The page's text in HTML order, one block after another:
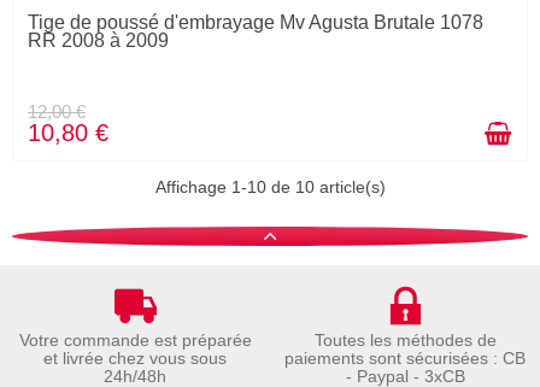
Tige de poussé d'embrayage Mv Agusta Brutale 1078
RR 2008 à 2009
12,00 €
10,80 €
Affichage 1-10 de 10 article(s)
Votre commande est préparée
et livrée chez vous sous
24h/48h
Toutes les méthodes de
paiements sont sécurisées : CB
- Paypal - 3xCB